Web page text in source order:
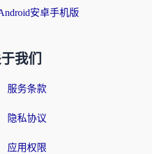
安卓手机版
我们
服务条款
隐私协议
应用权限